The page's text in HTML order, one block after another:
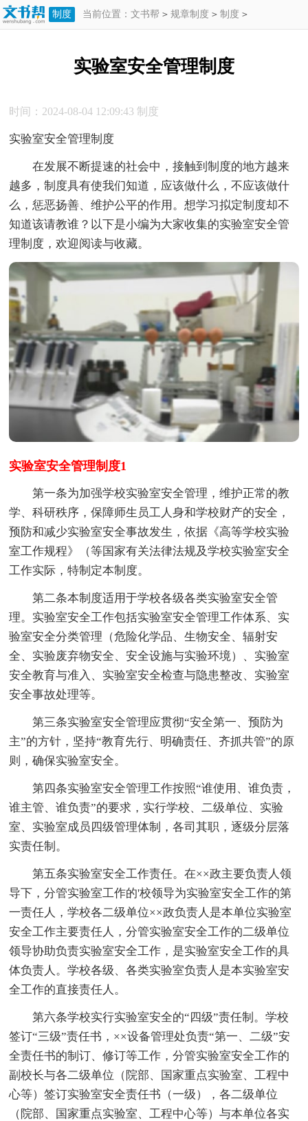
制度 当前位置： 文书帮 > 规章制度 > 制度 >
实验室安全管理制度
时间：2024-08-04 12:09:43制度
实验室安全管理制度
在发展不断提速的社会中，接触到制度的地方越来
越多，制度具有使我们知道，应该做什么，不应该做什
么，惩恶扬善、维护公平的作用。想学习拟定制度却不
知道该请教谁？以下是小编为大家收集的实验室安全管
理制度，欢迎阅读与收藏。
实验室安全管理制度1
第一条为加强学校实验室安全管理，维护正常的教
学、科研秩序，保障师生员工人身和学校财产的安全，
预防和减少实验室安全事故发生，依据《高等学校实验
室工作规程》（等国家有关法律法规及学校实验室安全
工作实际，特制定本制度。
第二条本制度适用于学校各级各类实验室安全管
理。实验室安全工作包括实验室安全管理工作体系、实
验室安全分类管理（危险化学品、生物安全、辐射安
全、实验废弃物安全、安全设施与实验环境）、实验室
安全教育与准入、实验室安全检查与隐患整改、实验室
安全事故处理等。
第三条实验室安全管理应贯彻“安全第一、预防为
主”的方针，坚持“教育先行、明确责任、齐抓共管”的原
则，确保实验室安全。
第四条实验室安全管理工作按照“谁使用、谁负责，
谁主管、谁负责”的要求，实行学校、二级单位、实验
室、实验室成员四级管理体制，各司其职，逐级分层落
实责任制。
第五条实验室安全工作责任。在××政主要负责人领
导下，分管实验室工作的'校领导为实验室安全工作的第
一责任人，学校各二级单位××政负责人是本单位实验室
安全工作主要责任人，分管实验室安全工作的二级单位
领导协助负责实验室安全工作，是实验室安全工作的具
体负责人。学校各级、各类实验室负责人是本实验室安
全工作的直接责任人。
第六条学校实行实验室安全的“四级”责任制。学校
签订“三级”责任书，××设备管理处负责“第一、二级”安
全责任书的制订、修订等工作，分管实验室安全工作的
副校长与各二级单位（院部、国家重点实验室、工程中
心等）签订实验室安全责任书（一级），各二级单位
（院部、国家重点实验室、工程中心等）与本单位各实